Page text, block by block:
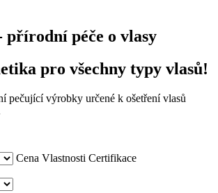
péče o vlasy
pro všechny typy vlasů!
pečující výrobky určené k ošetření vlasů
Cena Vlastnosti Certifikace